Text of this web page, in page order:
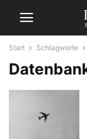
Start Schlagworte